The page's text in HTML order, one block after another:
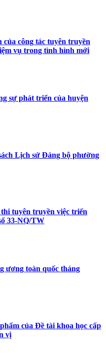
công tác tuyên truyền
vụ trong tình hình mới
sự phát triển của huyện
Lịch sử Đảng bộ phường
tuyên truyền việc triển
33-NQ/TW
ương toàn quốc tháng
của Đề tài khoa học cấp
vị